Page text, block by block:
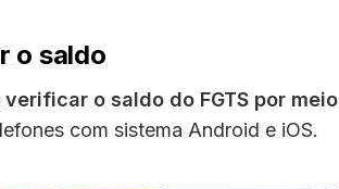
o saldo
o saldo do FGTS por
com sistema Android e iOS.